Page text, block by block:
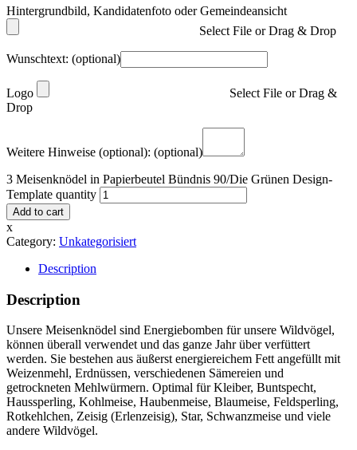
Hintergrundbild, Kandidatenfoto oder Gemeindeansicht
Select File or Drag & Drop
Wunschtext: (optional)
Logo
Select File or Drag &
Drop
Weitere Hinweise (optional): (optional)
3 Meisenknödel in Papierbeutel Bündnis 90/Die Grünen Design-
Template quantity
Add to cart
x
Category: Unkategorisiert
Description
Description
Unsere Meisenknödel sind Energiebomben für unsere Wildvögel,
können überall verwendet und das ganze Jahr über verfüttert
werden. Sie bestehen aus äußerst energiereichem Fett angefüllt mit
Weizenmehl, Erdnüssen, verschiedenen Sämereien und
getrockneten Mehlwürmern. Optimal für Kleiber, Buntspecht,
Haussperling, Kohlmeise, Haubenmeise, Blaumeise, Feldsperling,
Rotkehlchen, Zeisig (Erlenzeisig), Star, Schwanzmeise und viele
andere Wildvögel.